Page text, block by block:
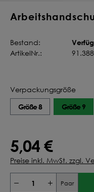
Verpackungsgröße
Größe 8 Größe 9
5,04 €
Preise inkl. MwSt. zzgl.
Bestand:
ArtikelNr.:
Paar